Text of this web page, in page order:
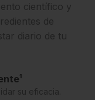
científico y
de
diario de tu
su eficacia.